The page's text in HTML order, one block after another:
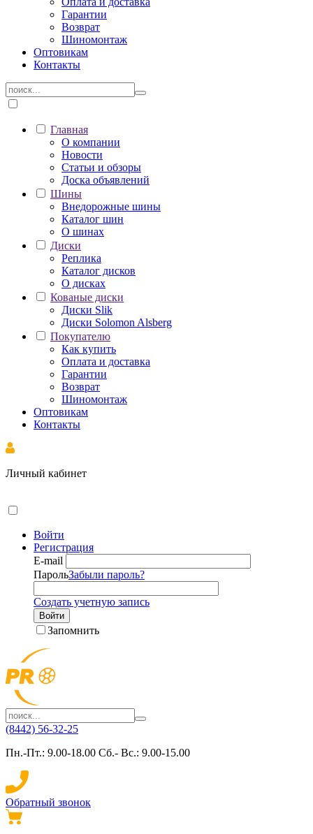
Гарантии
Возврат
Шиномонтаж
Оптовикам
Контакты
Главная
О компании
Новости
Статьи и обзоры
Доска объявлений
Шины
Внедорожные шины
Каталог шин
О шинах
Диски
Реплика
Каталог дисков
О дисках
Кованые диски
Диски Slik
Диски Solomon Alsberg
Покупателю
Как купить
Оплата и доставка
Гарантии
Возврат
Шиномонтаж
Оптовикам
Контакты
Личный кабинет
Войти
Регистрация
E-mail
ПарольЗабыли пароль?
Создать учетную запись
Войти
Запомнить
(8442) 56-32-25
Пн.-Пт.: 9.00-18.00 Сб.- Вс.: 9.00-15.00
Обратный звонок